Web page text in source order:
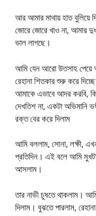
আর আমার মাথায় হাত বুলিয়ে
জোরে জোরে খাও না, আমার
ভাল লাগছে।
আমি যেন আরো উতসাহ পেয়ে
রেহানা শিতকার শুরু করে
আমাকে এভাবে আদর করবি,
দেখতিশ না, একটা অভিমানি
রক্ত বের করে দিলাম
আমি বললাম, সোনা, লক্ষী,
প্রতিদিন। এই বলে আমি
আসলাম।
তার নাভী চুষতে থাকলাম।
দিলাম। বুঝতে পারলাম,